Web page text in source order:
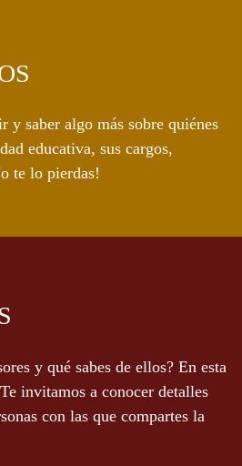
y saber algo más sobre quiénes
educativa, sus cargos,
te lo pierdas!
y qué sabes de ellos? En esta
invitamos a conocer detalles
con las que compartes la